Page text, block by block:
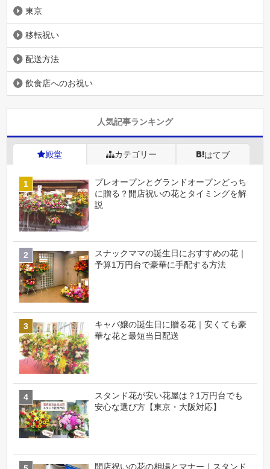
東京
移転祝い
配送方法
飲食店へのお祝い
人気記事ランキング
殿堂 カテゴリー はてブ
プレオープンとグランドオープンどっち
に贈る？開店祝いの花とタイミングを解
説
スナックママの誕生日におすすめの花｜
予算1万円台で豪華に手配する方法
キャバ嬢の誕生日に贈る花｜安くても豪
華な花と最短当日配送
スタンド花が安い花屋は？1万円台でも
安心な選び方【東京・大阪対応】
開店祝いの花の相場とマナー｜スタンド